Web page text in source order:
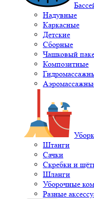
Надувные
Каркасные
Детские
Сборные
Чашковый
Композитные
Штанги
Сачки
Скребки и
Шланги
Уборочные
Разные